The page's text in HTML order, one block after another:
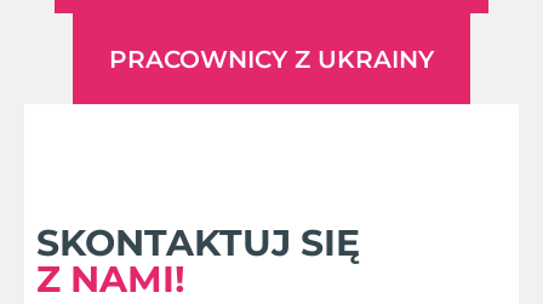
PRACOWNICY Z UKRAINY
SKONTAKTUJ SIĘ
Z NAMI!